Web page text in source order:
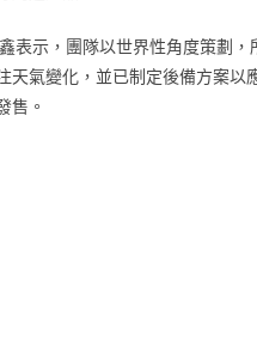
示，團隊以世界性角度策劃
天氣變化，並已制定後備方案
售。